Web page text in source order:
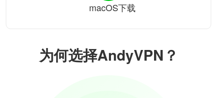
为何选择AndyVPN？
macOS下载